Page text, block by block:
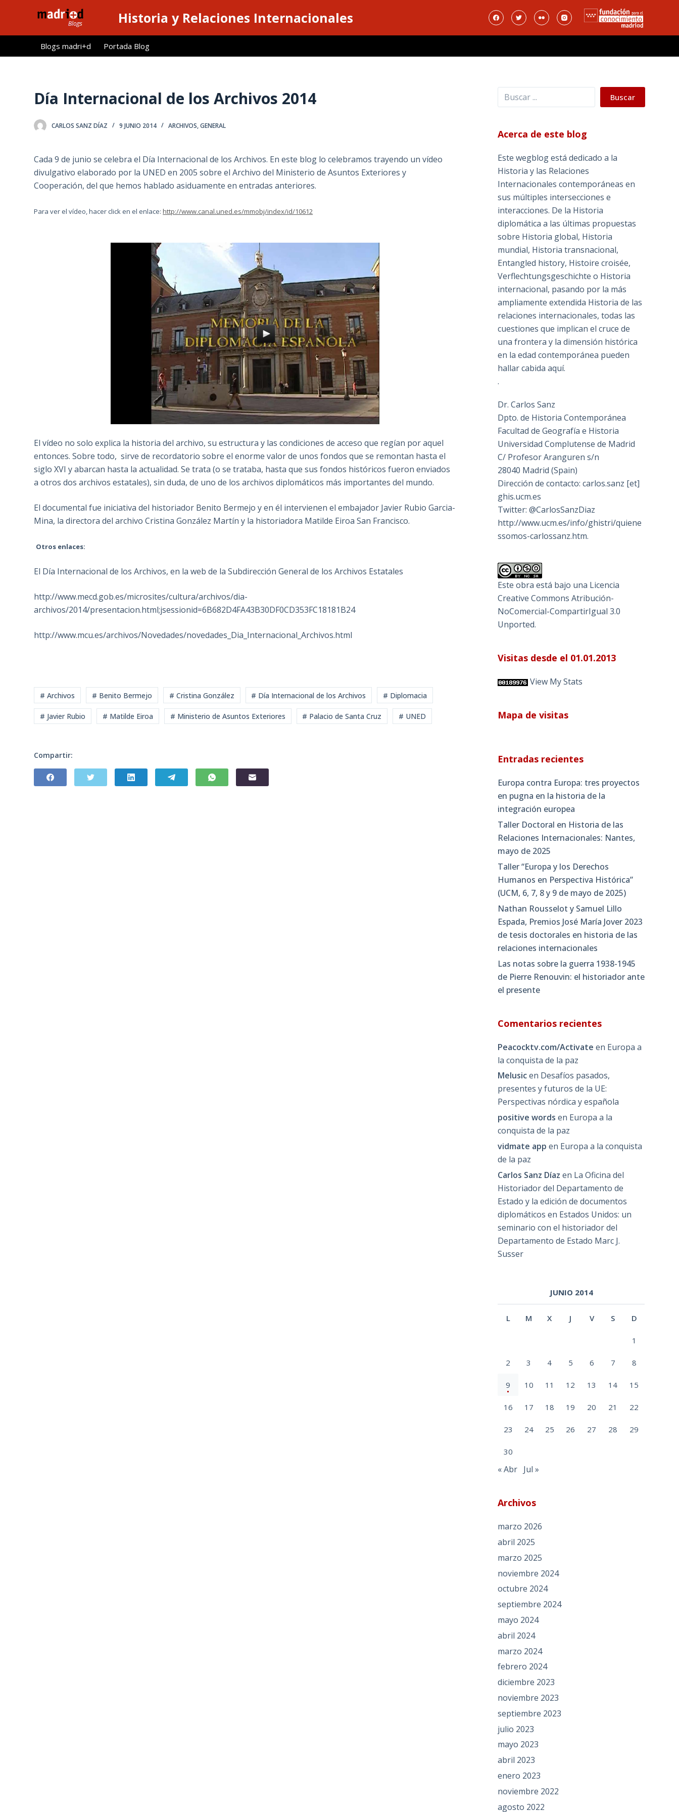
l
Historia y Relaciones Internacionales
Blogs madri+d Portada Blog
Día Internacional de los Archivos 2014
CARLOS SANZ DÍAZ 9 JUNIO 2014 ARCHIVOS,GENERAL
Cada 9 de junio se celebra el Día Internacional de los Archivos. En este blog lo celebramos trayendo un vídeo
divulgativo elaborado por la UNED en 2005 sobre el Archivo del Ministerio de Asuntos Exteriores y
Cooperación, del que hemos hablado asiduamente en entradas anteriores.
Para ver el vídeo, hacer click en el enlace:http://www.canal.uned.es/mmobj/index/id/10612
El vídeo no solo explica la historia del archivo, su estructura y las condiciones de acceso que regían por aquel
entonces. Sobre todo, sirve de recordatorio sobre el enorme valor de unos fondos que se remontan hasta el
siglo XVI y abarcan hasta la actualidad. Se trata (o se trataba, hasta que sus fondos históricos fueron enviados
a otros dos archivos estatales), sin duda, de uno de los archivos diplomáticos más importantes del mundo.
El documental fue iniciativa del historiador Benito Bermejo y en él intervienen el embajador Javier Rubio Garcia-
Mina, la directora del archivo Cristina González Martín y la historiadora Matilde Eiroa San Francisco.
Otros enlaces:
El Día Internacional de los Archivos, en la web de la Subdirección General de los Archivos Estatales
http://www.mecd.gob.es/microsites/cultura/archivos/dia-
archivos/2014/presentacion.html;jsessionid=6B682D4FA43B30DF0CD353FC18181B24
http://www.mcu.es/archivos/Novedades/novedades_Dia_Internacional_Archivos.html
# Archivos # Benito Bermejo # Cristina González # Día Internacional de los Archivos # Diplomacia
# Javier Rubio # Matilde Eiroa # Ministerio de Asuntos Exteriores # Palacio de Santa Cruz # UNED
Compartir:
Buscar Buscar
Acerca de este blog
Este wegblog está dedicado a la
Historia y las Relaciones
Internacionales contemporáneas en
sus múltiples intersecciones e
interacciones. De la Historia
diplomática a las últimas propuestas
sobre Historia global, Historia
mundial, Historia transnacional,
Entangled history, Histoire croisée,
Verflechtungsgeschichte o Historia
internacional, pasando por la más
ampliamente extendida Historia de las
relaciones internacionales, todas las
cuestiones que implican el cruce de
una frontera y la dimensión histórica
en la edad contemporánea pueden
hallar cabida aquí.
.
Dr. Carlos Sanz
Dpto. de Historia Contemporánea
Facultad de Geografía e Historia
Universidad Complutense de Madrid
C/ Profesor Aranguren s/n
28040 Madrid (Spain)
Dirección de contacto: carlos.sanz [et]
ghis.ucm.es
Twitter: @CarlosSanzDiaz
http://www.ucm.es/info/ghistri/quiene
ssomos-carlossanz.htm.
Este obra está bajo una Licencia
Creative Commons Atribución-
NoComercial-CompartirIgual 3.0
Unported.
Visitas desde el 01.01.2013
View My Stats
Mapa de visitas
Entradas recientes
Europa contra Europa: tres proyectos
en pugna en la historia de la
integración europea
Taller Doctoral en Historia de las
Relaciones Internacionales: Nantes,
mayo de 2025
Taller “Europa y los Derechos
Humanos en Perspectiva Histórica”
(UCM, 6, 7, 8 y 9 de mayo de 2025)
Nathan Rousselot y Samuel Lillo
Espada, Premios José María Jover 2023
de tesis doctorales en historia de las
relaciones internacionales
Las notas sobre la guerra 1938-1945
de Pierre Renouvin: el historiador ante
el presente
Comentarios recientes
Peacocktv.com/Activate en Europa a
la conquista de la paz
Melusicen Desafíos pasados,
presentes y futuros de la UE:
Perspectivas nórdica y española
positive words en Europa a la
conquista de la paz
vidmate app en Europa a la conquista
de la paz
Carlos Sanz Díaz en La Oficina del
Historiador del Departamento de
Estado y la edición de documentos
diplomáticos en Estados Unidos: un
seminario con el historiador del
Departamento de Estado Marc J.
Susser
JUNIO 2014
L M X J V S D
1
2 3 4 5 6 7 8
9 10 11 12 13 14 15
16 17 18 19 20 21 22
23 24 25 26 27 28 29
30
« Abr Jul »
Archivos
marzo 2026
abril 2025
marzo 2025
noviembre 2024
octubre 2024
septiembre 2024
mayo 2024
abril 2024
marzo 2024
febrero 2024
diciembre 2023
noviembre 2023
septiembre 2023
julio 2023
mayo 2023
abril 2023
enero 2023
noviembre 2022
agosto 2022